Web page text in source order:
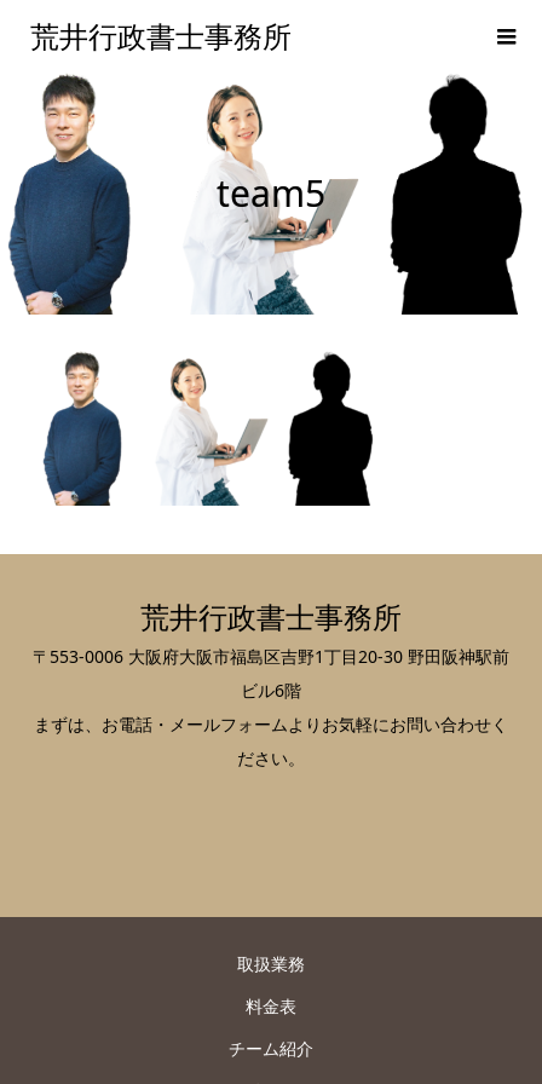
荒井行政書士事務所
team5
荒井行政書士事務所
〒553-0006 大阪府大阪市福島区吉野1丁目20-30 野田阪神駅前
ビル6階
まずは、お電話・メールフォームよりお気軽にお問い合わせく
ださい。
取扱業務
料金表
チーム紹介